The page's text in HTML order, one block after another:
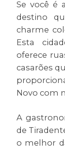
Se você é
destino
charme
Esta
oferece
casarões
Novo com
A
de
o melhor